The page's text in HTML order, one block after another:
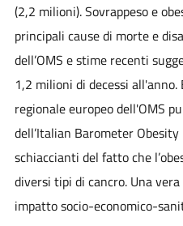
(2,2 milioni). Sovrappeso e
principali cause di morte e
dell’OMS e stime recenti
1,2 milioni di decessi all'anno.
regionale europeo dell'OMS
dell’Italian Barometer
schiaccianti del fatto che
diversi tipi di cancro. Una
impatto socio-economico-